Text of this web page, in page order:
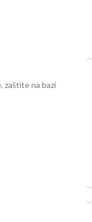
zaštite na bazi